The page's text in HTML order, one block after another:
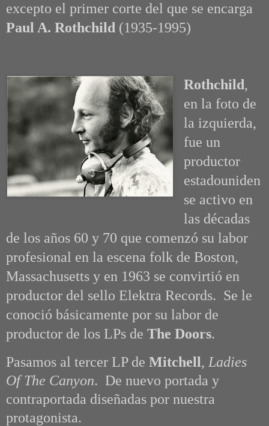
excepto el primer corte del que se encarga
Paul A. Rothchild (1935-1995)
Rothchild,
en la foto de
la izquierda,
fue un
productor
estadouniden
se activo en
las décadas
de los años 60 y 70 que comenzó su labor
profesional en la escena folk de Boston,
Massachusetts y en 1963 se convirtió en
productor del sello Elektra Records. Se le
conoció básicamente por su labor de
productor de los LPs de The Doors.
Pasamos al tercer LP de Mitchell, Ladies
Of The Canyon. De nuevo portada y
contraportada diseñadas por nuestra
protagonista.